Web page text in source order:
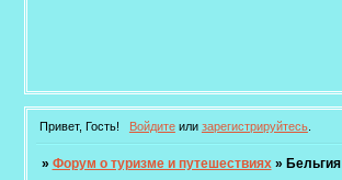
Привет, Гость! Войдитеили зарегистрируйтесь.
» Форум о туризме и путешествиях » Бельгия